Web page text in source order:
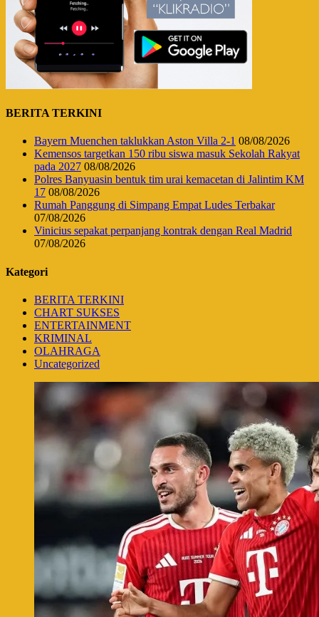
BERITA TERKINI
Bayern Muenchen taklukkan Aston Villa 2-1 08/08/2026
Kemensos targetkan 150 ribu siswa masuk Sekolah Rakyat
pada 2027 08/08/2026
Polres Banyuasin bentuk tim urai kemacetan di Jalintim KM
17 08/08/2026
Rumah Panggung di Simpang Empat Ludes Terbakar
07/08/2026
Vinicius sepakat perpanjang kontrak dengan Real Madrid
07/08/2026
Kategori
BERITA TERKINI
CHART SUKSES
ENTERTAINMENT
KRIMINAL
OLAHRAGA
Uncategorized